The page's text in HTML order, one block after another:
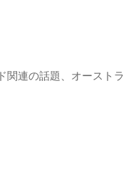
連の話題、オースト